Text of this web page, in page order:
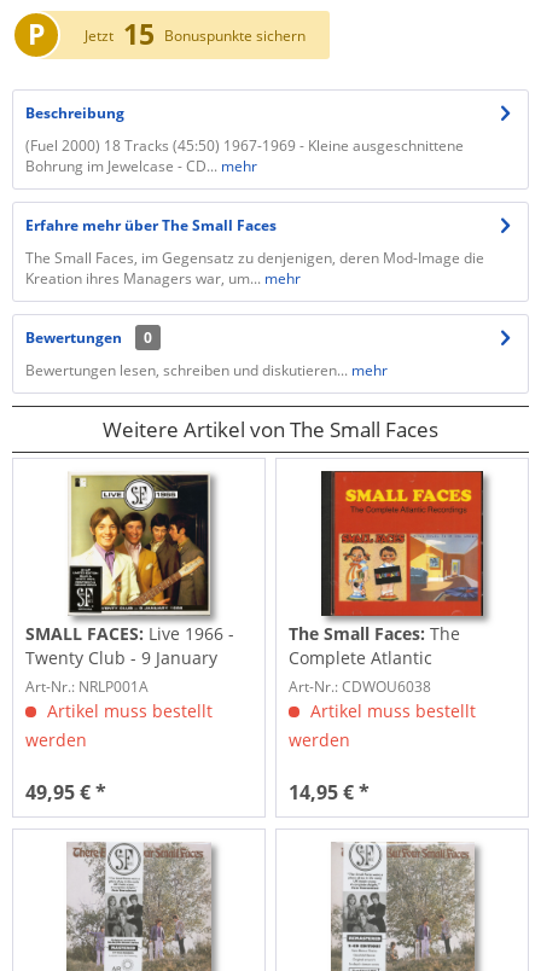
P Jetzt 15 Bonuspunkte sichern
Beschreibung
(Fuel 2000) 18 Tracks (45:50) 1967-1969 - Kleine ausgeschnittene
Bohrung im Jewelcase - CD... mehr
Erfahre mehr über The Small Faces
The Small Faces, im Gegensatz zu denjenigen, deren Mod-Image die
Kreation ihres Managers war, um... mehr
Bewertungen
0
Bewertungen lesen, schreiben und diskutieren... mehr
Weitere Artikel von The Small Faces
SMALL FACES: Live 1966 -
Twenty Club - 9 January
1966 (2-LP,...
Art-Nr.: NRLP001A
Artikel muss bestellt
werden
49,95 € *
The Small Faces:The
Complete Atlantic
Recordings (CD)
Art-Nr.: CDWOU6038
Artikel muss bestellt
werden
14,95 € *